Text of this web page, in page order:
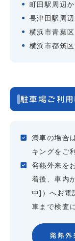
町田駅周辺
長津田駅周
横浜市青葉
横浜市都筑
駐車場ご利
満車の場合
キングをご
発熱外来を
着後、車内
中]）へお電
車まで検査
発熱外